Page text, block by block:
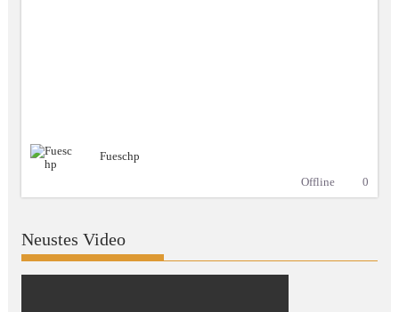
Fueschp
Offline
0
Neustes Video